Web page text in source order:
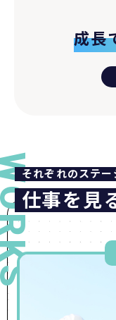
成長
それぞれのステ
仕事を見